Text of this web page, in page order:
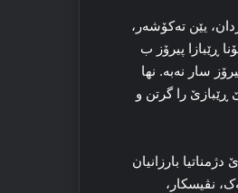
یێن ته‌کۆشه‌ر،
ڕێبازا پیرۆز ب
سار نه‌به‌. نها
را‌ گرتن و
بارزانیان
نڤیسکار،